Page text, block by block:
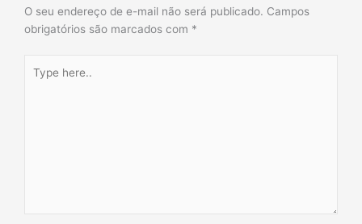
O seu endereço de e-mail não será publicado. Campos
obrigatórios são marcados com *
here..